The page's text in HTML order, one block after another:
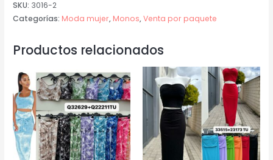
SKU: 3016-2
Categorías: Moda mujer, Monos,Venta por paquete
Productos relacionados